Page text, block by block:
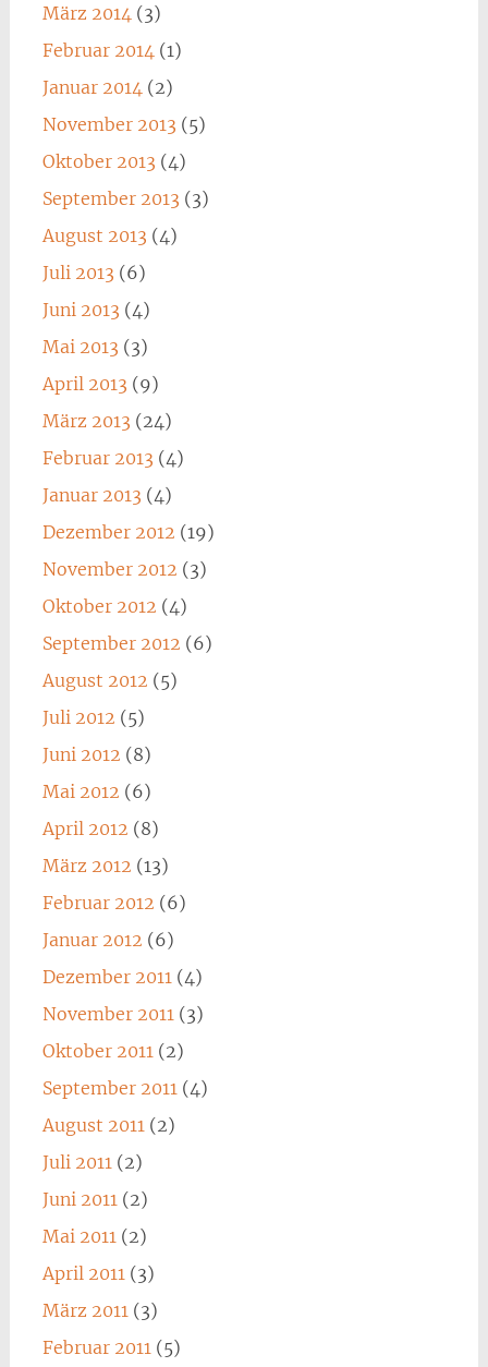
März 2014 (3)
Februar 2014 (1)
Januar 2014 (2)
November 2013 (5)
Oktober 2013 (4)
September 2013 (3)
August 2013 (4)
Juli 2013 (6)
Juni 2013 (4)
Mai 2013 (3)
April 2013 (9)
März 2013 (24)
Februar 2013 (4)
Januar 2013 (4)
Dezember 2012 (19)
November 2012 (3)
Oktober 2012 (4)
September 2012 (6)
August 2012 (5)
Juli 2012 (5)
Juni 2012 (8)
Mai 2012 (6)
April 2012 (8)
März 2012 (13)
Februar 2012 (6)
Januar 2012 (6)
Dezember 2011 (4)
November 2011 (3)
Oktober 2011 (2)
September 2011 (4)
August 2011 (2)
Juli 2011 (2)
Juni 2011 (2)
Mai 2011 (2)
April 2011 (3)
März 2011 (3)
Februar 2011 (5)